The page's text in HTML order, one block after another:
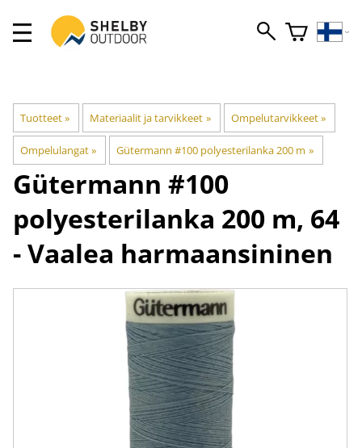
Tuotteet‪» Materiaalit ja tarvikkeet ‪» Ompelutarvikkeet‪»
Ompelulangat‪» Gütermann #100 polyesterilanka 200 m ‪»
Gütermann #100
polyesterilanka 200 m, 64
- Vaalea harmaansininen